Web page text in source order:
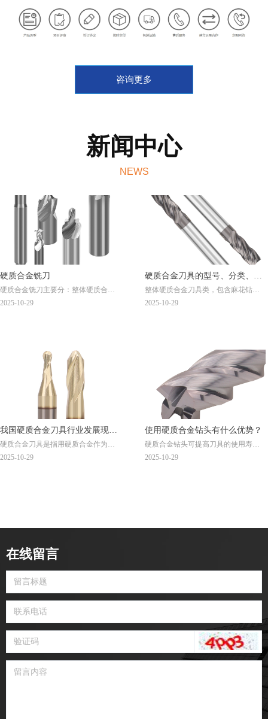
咨询更多
新闻中心
NEWS
硬质合金铣刀
硬质合金铣刀主要分：整体硬质合金
铣刀. 硬质合金直柄槽铣刀. 硬质合金
2025-10-29
硬质合金刀具的型号、分类、用
途
整体硬质合金刀具类，包含麻花钻，
铣刀，铰刀，镗刀,铣刀片,球头铣刀，
2025-10-29
我国硬质合金刀具行业发展现状
分析
硬质合金刀具是指用硬质合金作为切
削刃的刀具。据中国机床工具工业协
2025-10-29
使用硬质合金钻头有什么优势？
硬质合金钻头可提高刀具的使用寿命
和切割速度，用于加工铸铁、绝缘材
2025-10-29
在线留言